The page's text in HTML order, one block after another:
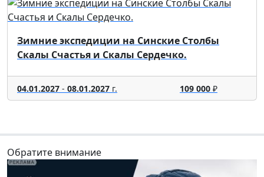
Зимние экспедиции на Синские Столбы
Скалы Счастья и Скалы Сердечко.
04.01.2027 - 08.01.2027 г. 109 000₽
Обратите внимание